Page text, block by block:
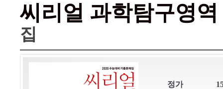
씨리얼 과학탐구영
집
정가